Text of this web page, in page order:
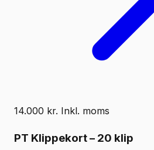
14.000 kr. Inkl. moms
PT Klippekort – 20 klip